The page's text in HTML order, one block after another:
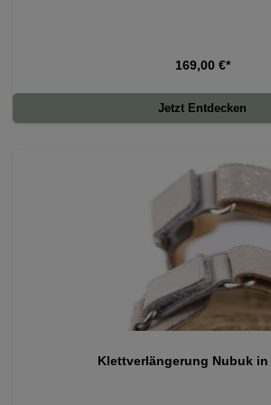
169,00 €*
Jetzt Entdecken
Klettverlängerung Nubuk in